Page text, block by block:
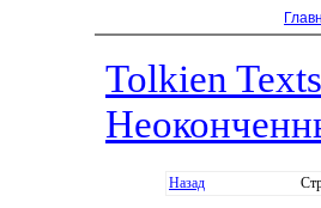
Tolkien
Назад